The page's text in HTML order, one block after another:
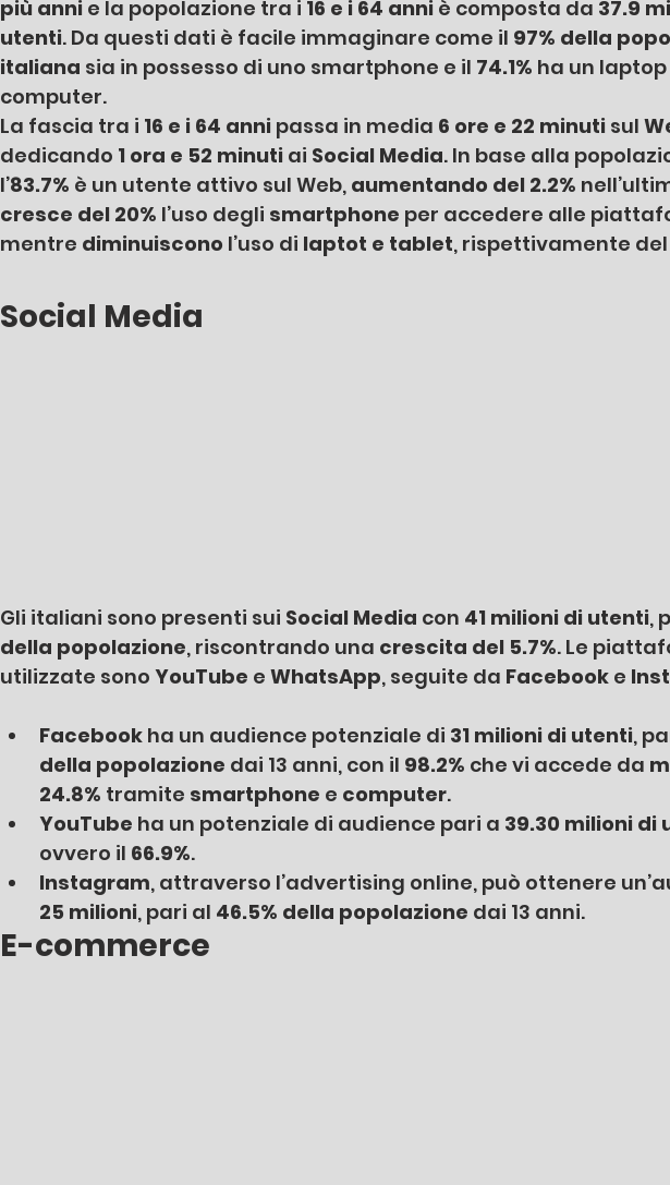
più anni e la popolazione tra i 16 e i 64 anni è composta da 37.9
utenti. Da questi dati è facile immaginare come il 97% della
italiana sia in possesso di uno smartphone e il 74.1% ha un laptop
computer.
La fascia tra i 16 e i 64 anni passa in media 6 ore e 22 minuti sul
dedicando 1 ora e 52 minuti ai Social Media. In base alla
l’83.7% è un utente attivo sul Web, aumentando del 2.2%
cresce del 20% l’uso degli smartphone per accedere alle
mentre diminuiscono l’uso di laptot e tablet, rispettivamente del
Social Media
Gli italiani sono presenti sui Social Media con 41 milioni di utenti,
della popolazione, riscontrando una crescita del 5.7%. Le
utilizzate sono YouTube e WhatsApp, seguite da Facebook e
Facebook ha un audience potenziale di 31 milioni di utenti,
della popolazione dai 13 anni, con il 98.2% che vi accede da
24.8% tramite smartphone e computer.
YouTube ha un potenziale di audience pari a 39.30 milioni di
ovvero il 66.9%.
Instagram, attraverso l’advertising online, può ottenere
25 milioni, pari al 46.5% della popolazione dai 13 anni.
E-commerce